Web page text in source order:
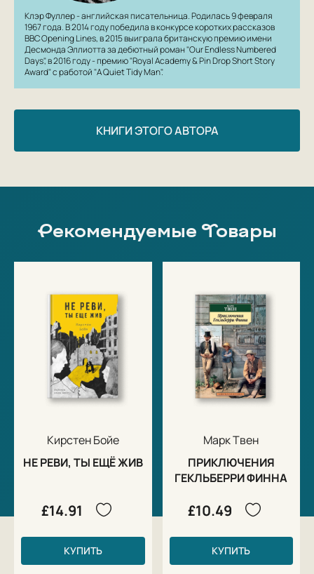
Клэр Фуллер - английская писательница. Родилась 9 февраля
1967 года. В 2014 году победила в конкурсе коротких рассказов
BBC Opening Lines, в 2015 выиграла британскую премию имени
Десмонда Эллиотта за дебютный роман "Our Endless Numbered
Days", в 2016 году - премию "Royal Academy & Pin Drop Short Story
Award" с работой "A Quiet Tidy Man".
КНИГИ ЭТОГО АВТОРА
Рекомендуемые Товары
Кирстен Бойе
НЕ РЕВИ, ТЫ ЕЩЁ ЖИВ
£14.91
КУПИТЬ
Марк Твен
ПРИКЛЮЧЕНИЯ
ГЕКЛЬБЕРРИ ФИННА
£10.49
КУПИТЬ